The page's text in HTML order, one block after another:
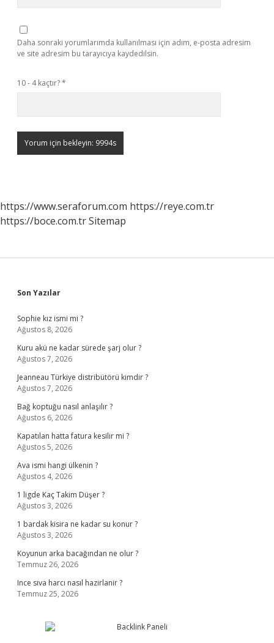
Daha sonraki yorumlarımda kullanılması için adım, e-posta adresim
ve site adresim bu tarayıcıya kaydedilsin.
10 - 4 kaçtır?*
https://www.seraforum.com https://reye.com.tr
https://boce.com.trSitemap
Sidebar
Son Yazılar
Sophie kız ismi mi ?
Ağustos 8, 2026
Kuru akü ne kadar sürede şarj olur ?
Ağustos 7, 2026
Jeanneau Türkiye distribütörü kimdir ?
Ağustos 7, 2026
Bağ koptuğu nasıl anlaşılır ?
Ağustos 6, 2026
Kapatılan hatta fatura kesilir mi ?
Ağustos 5, 2026
Ava ismi hangi ülkenin ?
Ağustos 4, 2026
1 ligde Kaç Takim Düşer ?
Ağustos 3, 2026
1 bardak kisira ne kadar su konur ?
Ağustos 3, 2026
Koyunun arka bacağından ne olur ?
Temmuz 26, 2026
Ince sıva harcı nasıl hazirlanir ?
Temmuz 25, 2026